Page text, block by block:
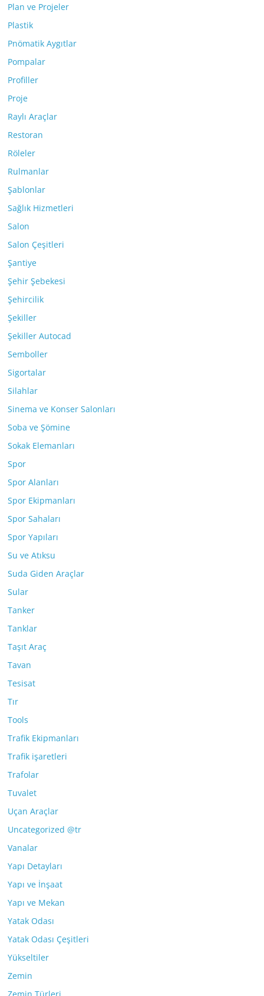
Plan ve Projeler
Plastik
Pnömatik Aygıtlar
Pompalar
Profiller
Proje
Raylı Araçlar
Restoran
Röleler
Rulmanlar
Şablonlar
Sağlık Hizmetleri
Salon
Salon Çeşitleri
Şantiye
Şehir Şebekesi
Şehircilik
Şekiller
Şekiller Autocad
Semboller
Sigortalar
Silahlar
Sinema ve Konser Salonları
Soba ve Şömine
Sokak Elemanları
Spor
Spor Alanları
Spor Ekipmanları
Spor Sahaları
Spor Yapıları
Su ve Atıksu
Suda Giden Araçlar
Sular
Tanker
Tanklar
Taşıt Araç
Tavan
Tesisat
Tır
Tools
Trafik Ekipmanları
Trafik işaretleri
Trafolar
Tuvalet
Uçan Araçlar
Uncategorized @tr
Vanalar
Yapı Detayları
Yapı ve İnşaat
Yapı ve Mekan
Yatak Odası
Yatak Odası Çeşitleri
Yükseltiler
Zemin